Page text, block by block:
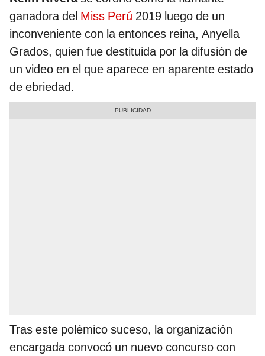
ganadora del Miss Perú 2019 luego de un
inconveniente con la entonces reina, Anyella
Grados, quien fue destituida por la difusión de
un video en el que aparece en aparente estado
de ebriedad.
Tras este polémico suceso, la organización
encargada convocó un nuevo concurso con